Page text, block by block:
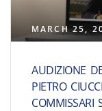
MARCH 25,
AUDIZIONE
PIETRO
COMMISSARI